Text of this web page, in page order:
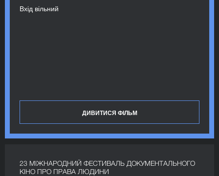
Вхід вільний
ДИВИТИСЯ ФІЛЬМ
23 МІЖНАРОДНИЙ ФЕСТИВАЛЬ ДОКУМЕНТАЛЬНОГО
КІНО ПРО ПРАВА ЛЮДИНИ